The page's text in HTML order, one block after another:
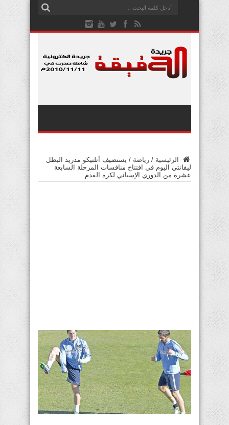
الرئيسية / رياضة / يستضيف أتلتيكو مدريد البطل
ليفانتي اليوم في افتتاح منافسات المرحلة السابعة
عشرة من الدوري الإسباني لكرة القدم